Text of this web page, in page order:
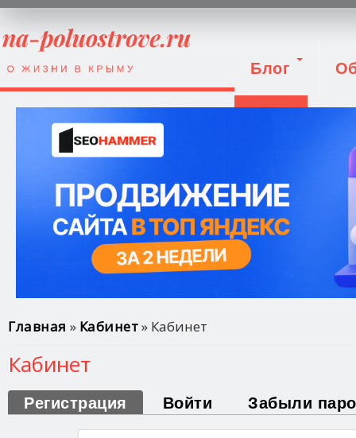
Блог
Вы здесь
Главная » Кабинет» Кабинет
Кабинет
Первая колонка
Регистрация (активная вкладка)
Войти Забыли